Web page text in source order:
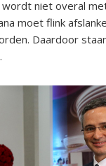
niet overal
moet flink
Daardoor